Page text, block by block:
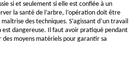
si et seulement si elle est confiée à un
la santé de l’arbre, l’opération doit être
des techniques. S’agissant d’un travail
dangereuse. Il faut avoir pratiqué pendant
des moyens matériels pour garantir sa